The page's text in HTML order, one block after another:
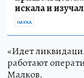
искала и
НАУКА
«Идет
работают
Малков.